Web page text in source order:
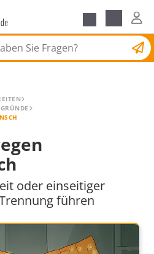
Scheidungsantrag
oder einseitiger
führen